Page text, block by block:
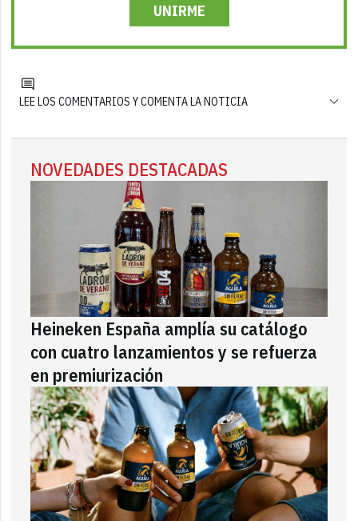
UNIRME
LEE LOS COMENTARIOS Y COMENTA LA NOTICIA
NOVEDADES DESTACADAS
Heineken España amplía su catálogo
con cuatro lanzamientos y se refuerza
en premiurización